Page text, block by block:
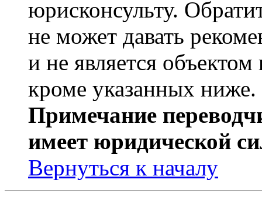
юрисконсульту.
не может давать
и не является
кроме указанных ниже.
Примечание
имеет юридической
Вернуться к началу